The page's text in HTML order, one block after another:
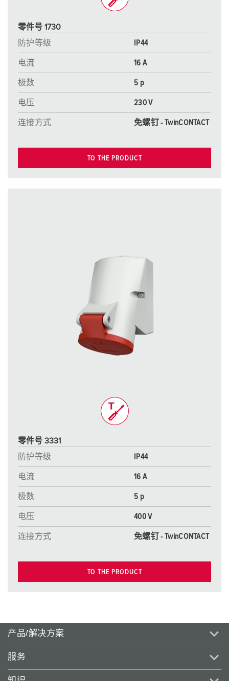
零件号 1730
防护等级
IP44
电流 16 A
极数 5 p
电压 230 V
连接方式 免螺钉 - TwinCONTACT
TO THE PRODUCT
零件号 3331
防护等级
IP44
电流 16 A
极数 5 p
电压 400 V
连接方式 免螺钉 - TwinCONTACT
TO THE PRODUCT
产品/解决方案
服务